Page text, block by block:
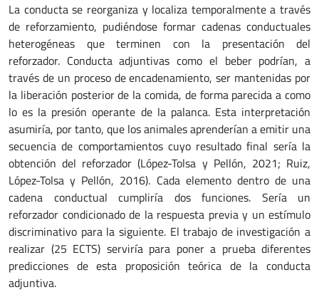
La conducta se reorganiza y localiza temporalmente a través
de reforzamiento, pudiéndose formar cadenas conductuales
heterogéneas que terminen con la presentación del
reforzador. Conducta adjuntivas como el beber podrían, a
través de un proceso de encadenamiento, ser mantenidas por
la liberación posterior de la comida, de forma parecida a como
lo es la presión operante de la palanca. Esta interpretación
asumiría, por tanto, que los animales aprenderían a emitir una
secuencia de comportamientos cuyo resultado final sería la
obtención del reforzador (López-Tolsa y Pellón, 2021; Ruiz,
López-Tolsa y Pellón, 2016). Cada elemento dentro de una
cadena conductual cumpliría dos funciones. Sería un
reforzador condicionado de la respuesta previa y un estímulo
discriminativo para la siguiente. El trabajo de investigación a
realizar (25 ECTS) serviría para poner a prueba diferentes
predicciones de esta proposición teórica de la conducta
adjuntiva.